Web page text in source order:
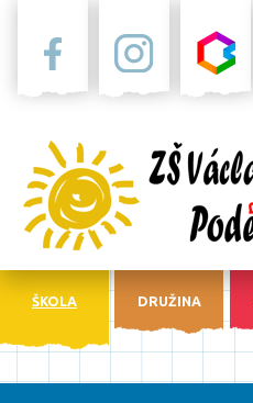
ŠKOLA DRUŽINA